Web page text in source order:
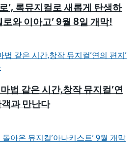
’, 록뮤지컬로 새롭게 탄생하
와 이아고’ 9월 8일 개막!
법 같은 시간,창작 뮤지컬’연
과 만난다